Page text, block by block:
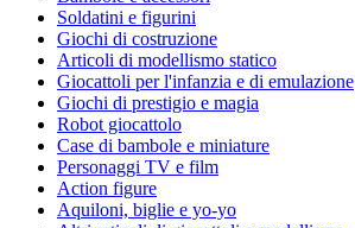
Soldatini e figurini
Giochi di costruzione
Articoli di modellismo statico
Giocattoli per l'infanzia e di emulazione
Giochi di prestigio e magia
Robot giocattolo
Case di bambole e miniature
Personaggi TV e film
Action figure
Aquiloni, biglie e yo-yo